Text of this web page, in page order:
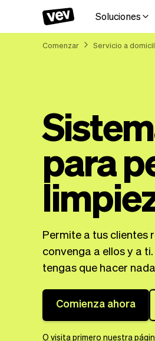
Soluciones
Comenzar Servicio a
para
Permite a tus clientes
convenga a ellos y a
tengas que hacer
Comienza ahora
O visita primero nuestra